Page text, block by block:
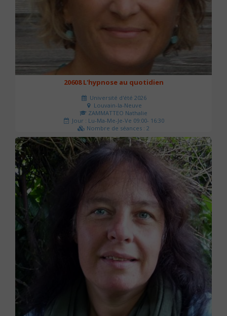
20608 L'hypnose au quotidien
Université d'été 2026
Louvain-la-Neuve
ZAMMATTEO Nathalie
Jour : Lu-Ma-Me-Je-Ve 09:00- 16:30
Nombre de séances : 2
140 €